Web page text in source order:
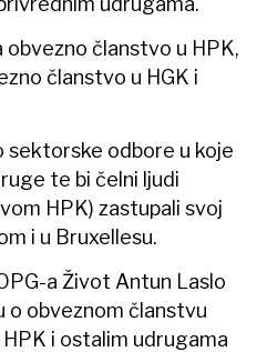
obvezno članstvo u HPK,
članstvo u HGK i
sektorske odbore u koje
te bi čelni ljudi
HPK) zastupali svoj
i u Bruxellesu.
a Život Antun Laslo
o obveznom članstvu
i ostalim udrugama